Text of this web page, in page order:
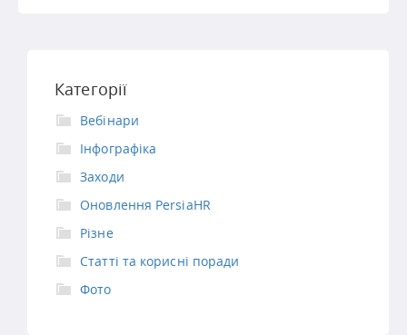
Категорії
Вебінари
Інфографіка
Заходи
Оновлення PersiaHR
Різне
Статті та корисні поради
Фото